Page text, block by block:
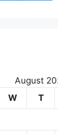
August
W T